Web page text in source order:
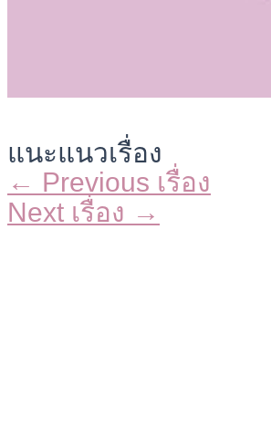
แนะแนวเรื่อง
← Previous เรื่อง
Next เรื่อง →